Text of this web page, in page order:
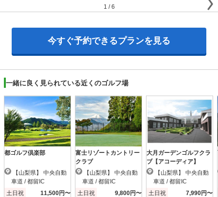
1 /6
今すぐ予約できるプランを見る
一緒に良く見られている近くのゴルフ場
都ゴルフ倶楽部
車道 / 都留IC
土日祝
11,500円〜
富士リゾートカントリー
クラブ
車道 / 都留IC
土日祝
9,800円〜
大月ガーデンゴルフクラ
ブ【アコーディア】
車道 / 都留IC
土日祝
7,990円〜